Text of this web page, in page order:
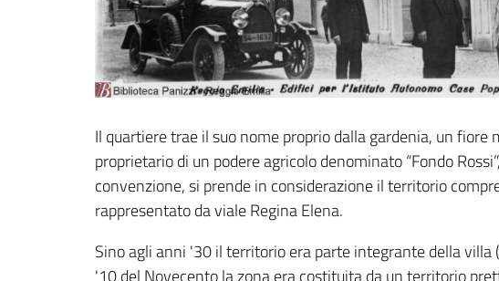
Il quartiere trae il suo nome proprio dalla gardenia, un
proprietario di un podere agricolo denominato “Fondo
convenzione, si prende in considerazione il territorio
rappresentato da viale Regina Elena.
Sino agli anni '30 il territorio era parte integrante della
'10 del Novecento la zona era costituita da un territorio